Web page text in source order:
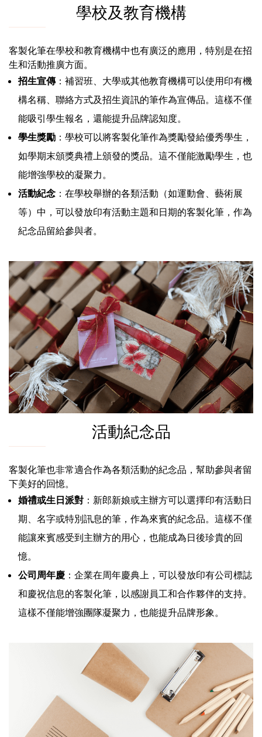
學校及教育機構
客製化筆在學校和教育機構中也有廣泛的應用，特別是在招
生和活動推廣方面。
招生宣傳：補習班、大學或其他教育機構可以使用印有機
構名稱、聯絡方式及招生資訊的筆作為宣傳品。這樣不僅
能吸引學生報名，還能提升品牌認知度。
學生獎勵 ：學校可以將客製化筆作為獎勵發給優秀學生，
如學期末頒獎典禮上頒發的獎品。這不僅能激勵學生，也
能增強學校的凝聚力。
活動紀念 ：在學校舉辦的各類活動（如運動會、藝術展
等）中，可以發放印有活動主題和日期的客製化筆，作為
紀念品留給參與者。
活動紀念品
客製化筆也非常適合作為各類活動的紀念品，幫助參與者留
下美好的回憶。
婚禮或生日派對 ：新郎新娘或主辦方可以選擇印有活動日
期、名字或特別訊息的筆，作為來賓的紀念品。這樣不僅
能讓來賓感受到主辦方的用心，也能成為日後珍貴的回
憶。
公司周年慶 ：企業在周年慶典上，可以發放印有公司標誌
和慶祝信息的客製化筆，以感謝員工和合作夥伴的支持。
這樣不僅能增強團隊凝聚力，也能提升品牌形象。